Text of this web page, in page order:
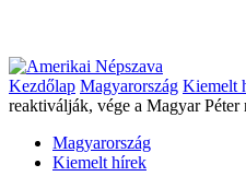
Kezdőlap Magyarország Kiemelt
reaktiválják, vége a Magyar Péter
Magyarország
Kiemelt hírek